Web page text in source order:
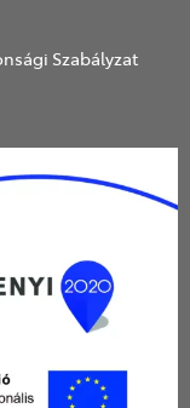
Szabályzat